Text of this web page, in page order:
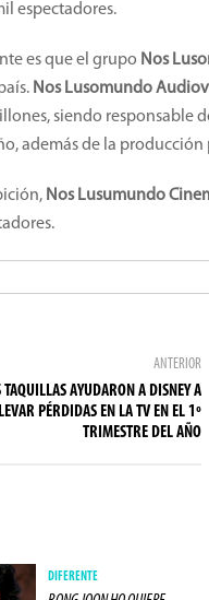
espectadores.
es que el grupo Nos
Nos Lusomundo
siendo responsable
además de la
Nos Lusumundo
ANTERIOR
TAQUILLAS AYUDARON A DISNEY A
PÉRDIDAS EN LA TV EN EL 1º
TRIMESTRE DEL AÑO
DIFERENTE